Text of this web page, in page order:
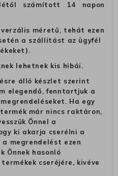
számított 14 napon
méretű, tehát ezen
a szállítást az ügyfél
lehetnek kis hibái.
álló készlet szerint
elegendő, fenntartjuk a
Ha egy
már nincs raktáron,
Önnel a
ki akarja cserélni a
megrendelést ezen
Önnek hasonló
cseréjére, kivéve